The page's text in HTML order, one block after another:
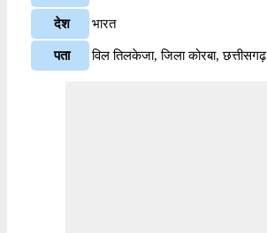
देश भारत
पता विल तिलकेजा, जिला कोरबा, छत्तीसगढ़